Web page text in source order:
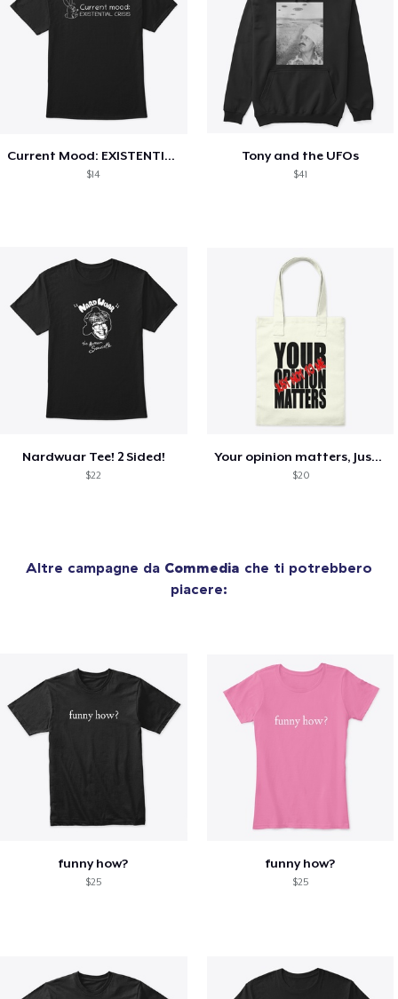
Current Mood: EXISTENTIAL CRISIS
$14
Tony and the UFOs
$41
Nardwuar Tee! 2 Sided!
$22
Your opinion matters, Just not to me!
$20
Altre campagne da Commedia che ti potrebbero
piacere:
funny how?
$25
funny how?
$25